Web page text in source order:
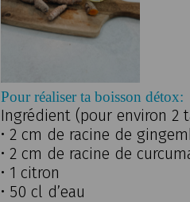
Pour réaliser ta boisson détox:
Ingrédient (pour environ 2
• 2 cm de racine de
• 2 cm de racine de
• 1 citron
• 50 cl d’eau